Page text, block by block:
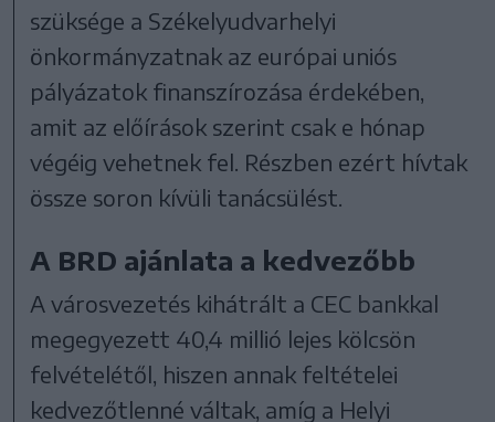
szüksége a Székelyudvarhelyi
önkormányzatnak az európai uniós
pályázatok finanszírozása érdekében,
amit az előírások szerint csak e hónap
végéig vehetnek fel. Részben ezért hívtak
össze soron kívüli tanácsülést.
A BRD ajánlata a kedvezőbb
A városvezetés kihátrált a CEC bankkal
megegyezett 40,4 millió lejes kölcsön
felvételétől, hiszen annak feltételei
kedvezőtlenné váltak, amíg a Helyi